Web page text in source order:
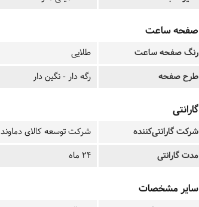
صفحه ساعت
رنگ صفحه ساعت
طلایی
طرح صفحه
رگه دار - نگین دار
گارانتی
شرکت گارانتی‌کننده
شرکت توسعه کالای دماوند
مدت گارانتی
24 ماه
سایر مشخصات